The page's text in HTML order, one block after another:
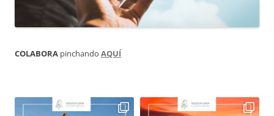
COLABORA pinchando AQUÍ